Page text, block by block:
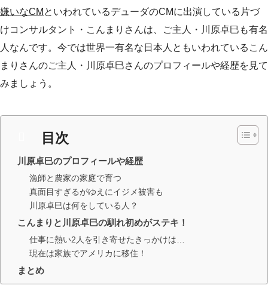
嫌いなCM といわれているデューダのCMに出演している片づ
けコンサルタント・こんまりさんは、ご主人・川原卓巳も有名
人なんです。今では世界一有名な日本人ともいわれているこん
まりさんのご主人・川原卓巳さんのプロフィールや経歴を見て
みましょう。
目次
川原卓巳のプロフィールや経歴
漁師と農家の家庭で育つ
真面目すぎるがゆえにイジメ被害も
川原卓巳は何をしている人？
こんまりと川原卓巳の馴れ初めがステキ！
仕事に熱い2人を引き寄せたきっかけは…
現在は家族でアメリカに移住！
まとめ